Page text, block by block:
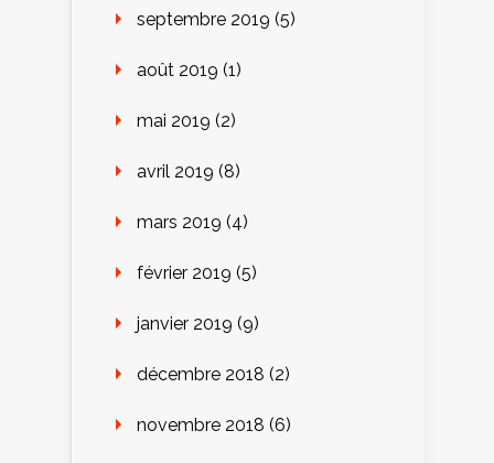
septembre 2019 (5)
août 2019 (1)
mai 2019 (2)
avril 2019 (8)
mars 2019 (4)
février 2019 (5)
janvier 2019 (9)
décembre 2018 (2)
novembre 2018 (6)